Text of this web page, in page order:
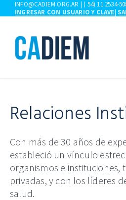
al
INFO@CADIEM.ORG.AR | ( 54) 11 2534-
INGRESAR CON USUARIO Y CLAVE|
Relaciones
Con más de 30 años de
estableció un vínculo
organismos e instituciones,
privadas, y con los líderes
salud.